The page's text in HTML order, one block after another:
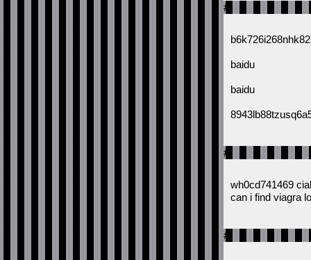
#
baidu
baidu
#
wh0cd741469
can i find viagra
#